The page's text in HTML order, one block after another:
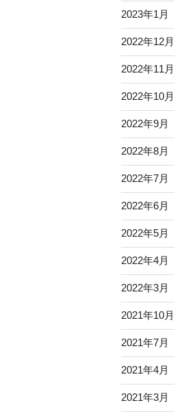
2023年1月
2022年12月
2022年11月
2022年10月
2022年9月
2022年8月
2022年7月
2022年6月
2022年5月
2022年4月
2022年3月
2021年10月
2021年7月
2021年4月
2021年3月